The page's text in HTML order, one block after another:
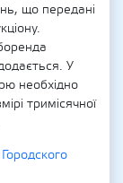
що передані
У
необхідно
тримісячної